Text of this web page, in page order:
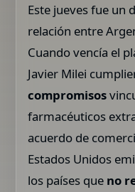
Este jueves fue un
relación entre
Cuando vencía el
Javier Milei
compromisos
farmacéuticos
acuerdo de
Estados Unidos
los países que no